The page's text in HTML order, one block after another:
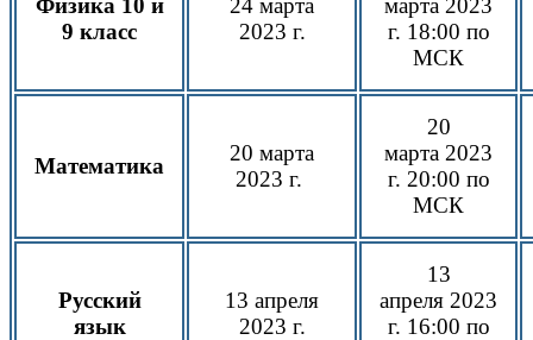
Физика 10 и
9 класс
24 марта
2023 г.
марта 2023
г. 18:00 по
МСК
Математика
20 марта
2023 г.
20
марта 2023
г. 20:00 по
МСК
Русский
язык
13 апреля
2023 г.
13
апреля 2023
г. 16:00 по